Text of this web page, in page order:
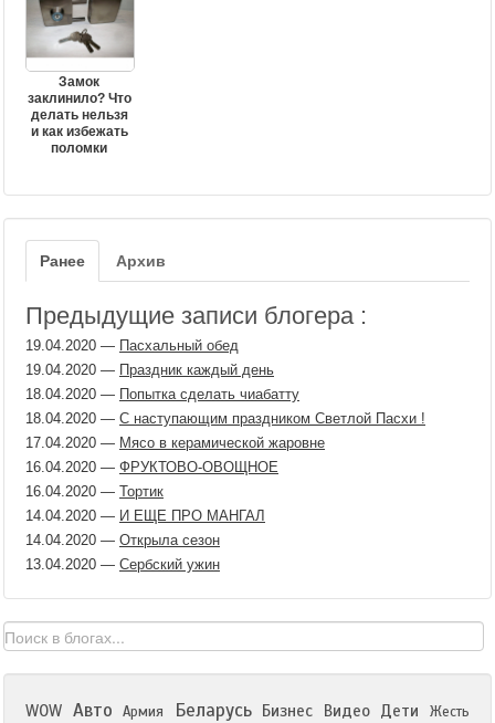
Замок
заклинило? Что
делать нельзя
и как избежать
поломки
Ранее Архив
Предыдущие записи блогера :
19.04.2020 — Пасхальный обед
19.04.2020 — Праздник каждый день
18.04.2020 — Попытка сделать чиабатту
18.04.2020 — С наступающим праздником Светлой Пасхи !
17.04.2020 — Мясо в керамической жаровне
16.04.2020 — ФРУКТОВО-ОВОЩНОЕ
16.04.2020 — Тортик
14.04.2020 — И ЕЩЕ ПРО МАНГАЛ
14.04.2020 — Открыла сезон
13.04.2020 — Сербский ужин
WOW Авто Армия Беларусь Бизнес Видео Дети
Жесть